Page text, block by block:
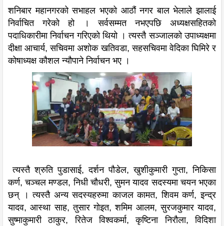
शनिबार महानगरको सभाहल भएको आठौं नगर बाल भेलाले झालाई
निर्वाचित गरेको हो । सर्वसम्मत नभएपछि अध्यक्षसहितको
पदाधिकारीमा निर्वाचन गरिएको थियो । त्यस्तै सञ्जालको उपाध्यक्षमा
दीक्षा आचार्य, सचिवमा अशोक खतिवडा, सहसचिवमा वेदिका घिमिरे र
कोषाध्यक्ष कौशल न्यौपाने निर्वाचन भए ।
त्यस्तै श्रुति पुडासाई, दर्शन पौडेल, खुशीकुमारी गुप्ता, निकिसा
कर्ण, चञ्चल मण्डल, निधी चौधरी, सुमन यादव सदस्यमा चयन भएका
छन् । त्यस्तै अन्य सदस्यहरुमा काजल कामत, शिवम कर्ण, इन्द्र
यादव, आस्था साह, तुसार गोइत, शमिम आलम, सुरजकुमार यादव,
सुष्माकुमारी ठाकुर, रितेज विश्वकर्मा, कृष्टिना निरौला, विदिशा